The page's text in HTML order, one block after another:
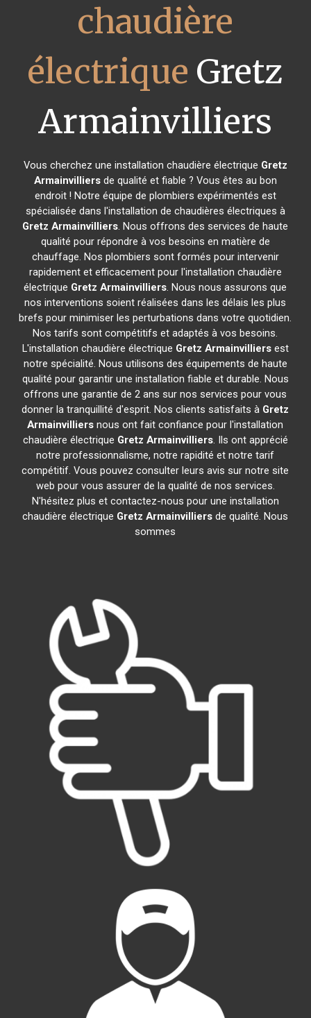
chaudière
électrique Gretz
Armainvilliers
Vous cherchez une installation chaudière électrique Gretz
Armainvilliersde qualité et fiable ? Vous êtes au bon
endroit ! Notre équipe de plombiers expérimentés est
spécialisée dans l'installation de chaudières électriques à
Gretz Armainvilliers. Nous offrons des services de haute
qualité pour répondre à vos besoins en matière de
chauffage. Nos plombiers sont formés pour intervenir
rapidement et efficacement pour l'installation chaudière
électrique Gretz Armainvilliers. Nous nous assurons que
nos interventions soient réalisées dans les délais les plus
brefs pour minimiser les perturbations dans votre quotidien.
Nos tarifs sont compétitifs et adaptés à vos besoins.
L'installation chaudière électrique Gretz Armainvilliersest
notre spécialité. Nous utilisons des équipements de haute
qualité pour garantir une installation fiable et durable. Nous
offrons une garantie de 2 ans sur nos services pour vous
donner la tranquillité d'esprit. Nos clients satisfaits à Gretz
Armainvilliers nous ont fait confiance pour l'installation
chaudière électrique Gretz Armainvilliers. Ils ont apprécié
notre professionnalisme, notre rapidité et notre tarif
compétitif. Vous pouvez consulter leurs avis sur notre site
web pour vous assurer de la qualité de nos services.
N'hésitez plus et contactez-nous pour une installation
chaudière électrique Gretz Armainvilliers de qualité. Nous
sommes